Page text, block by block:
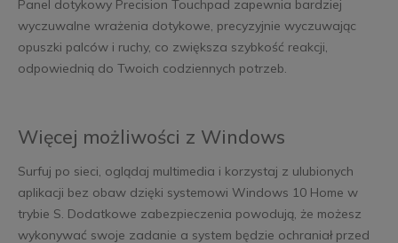
Panel dotykowy Precision Touchpad zapewnia bardziej
wyczuwalne wrażenia dotykowe, precyzyjnie wyczuwając
opuszki palców i ruchy, co zwiększa szybkość reakcji,
odpowiednią do Twoich codziennych potrzeb.
Więcej możliwości z Windows
Surfuj po sieci, oglądaj multimedia i korzystaj z ulubionych
aplikacji bez obaw dzięki systemowi Windows 10 Home w
trybie S. Dodatkowe zabezpieczenia powodują, że możesz
wykonywać swoje zadanie a system będzie ochraniał przed